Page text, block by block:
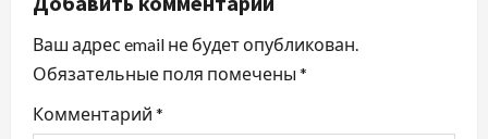
и
я
Ваш адрес email не будет опубликован.
Обязательные поля помечены *
Комментарий *